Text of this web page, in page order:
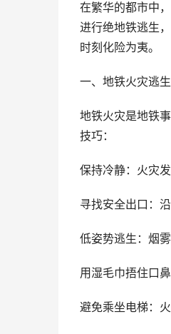
在繁华的都市中
进行绝地铁逃生
时刻化险为夷。
一、地铁火灾逃生
地铁火灾是地铁
技巧：
保持冷静：火灾
寻找安全出口：
低姿势逃生：烟
用湿毛巾捂住口
避免乘坐电梯：